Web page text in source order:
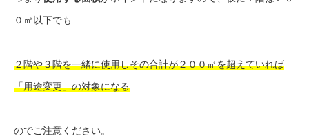
０㎡以下でも
２階や３階を一緒に使用しその合計が２００㎡を超えていれば
「用途変更」の対象になる
のでご注意ください。